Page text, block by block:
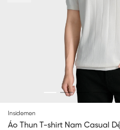
Insidemen
Áo Thun T-shirt Nam Casual